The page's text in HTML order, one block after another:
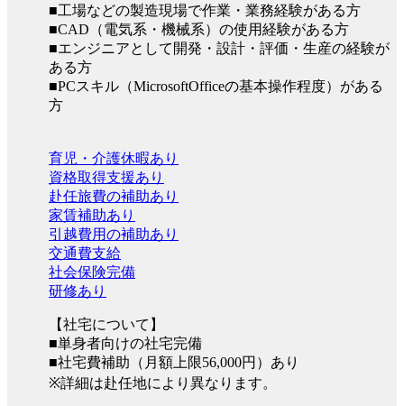
■工場などの製造現場で作業・業務経験がある方
■CAD（電気系・機械系）の使用経験がある方
■エンジニアとして開発・設計・評価・生産の経験が
ある方
■PCスキル（MicrosoftOfficeの基本操作程度）がある
方
育児・介護休暇あり
資格取得支援あり
赴任旅費の補助あり
家賃補助あり
引越費用の補助あり
交通費支給
社会保険完備
研修あり
【社宅について】
■単身者向けの社宅完備
■社宅費補助（月額上限56,000円）あり
※詳細は赴任地により異なります。